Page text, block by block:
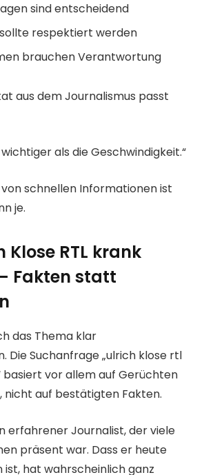
sind entscheidend
respektiert werden
brauchen Verantwortung
aus dem Journalismus passt
als die Geschwindigkeit.“
schnellen Informationen ist
je.
Klose RTL krank
Fakten statt
das Thema klar
Die Suchanfrage „ulrich klose rtl
basiert vor allem auf Gerüchten
nicht auf bestätigten Fakten.
erfahrener Journalist, der viele
präsent war. Dass er heute
ist, hat wahrscheinlich ganz